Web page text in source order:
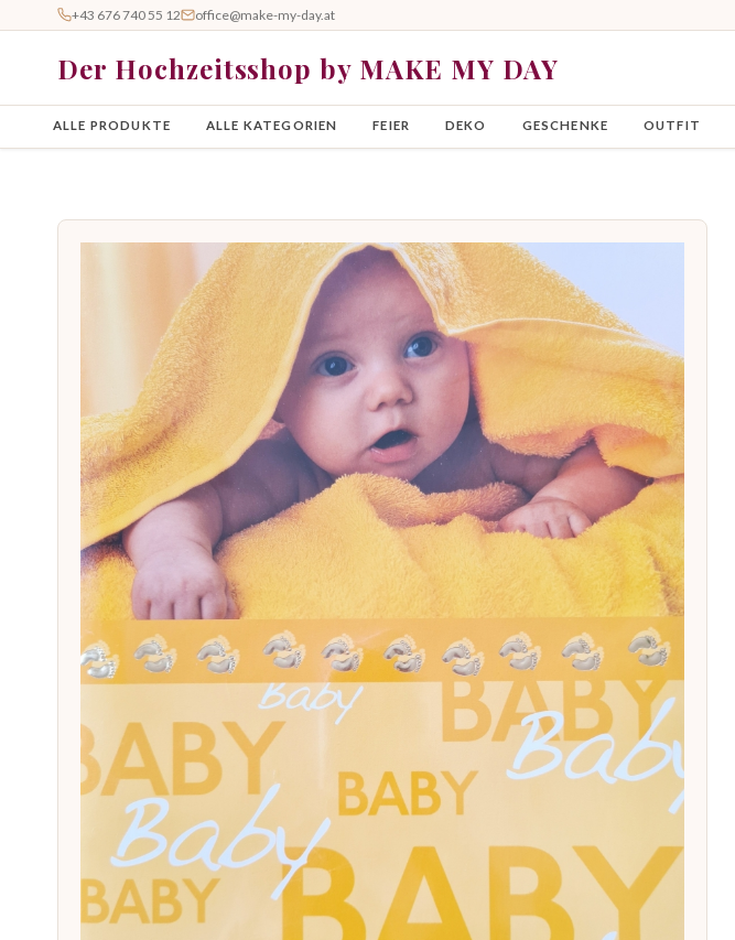
+43 676 740 55 12 office@make-my-day.at
Der Hochzeitsshop by MAKE MY DAY
ALLE PRODUKTE ALLE KATEGORIEN FEIER DEKO GESCHENKE OUTFIT